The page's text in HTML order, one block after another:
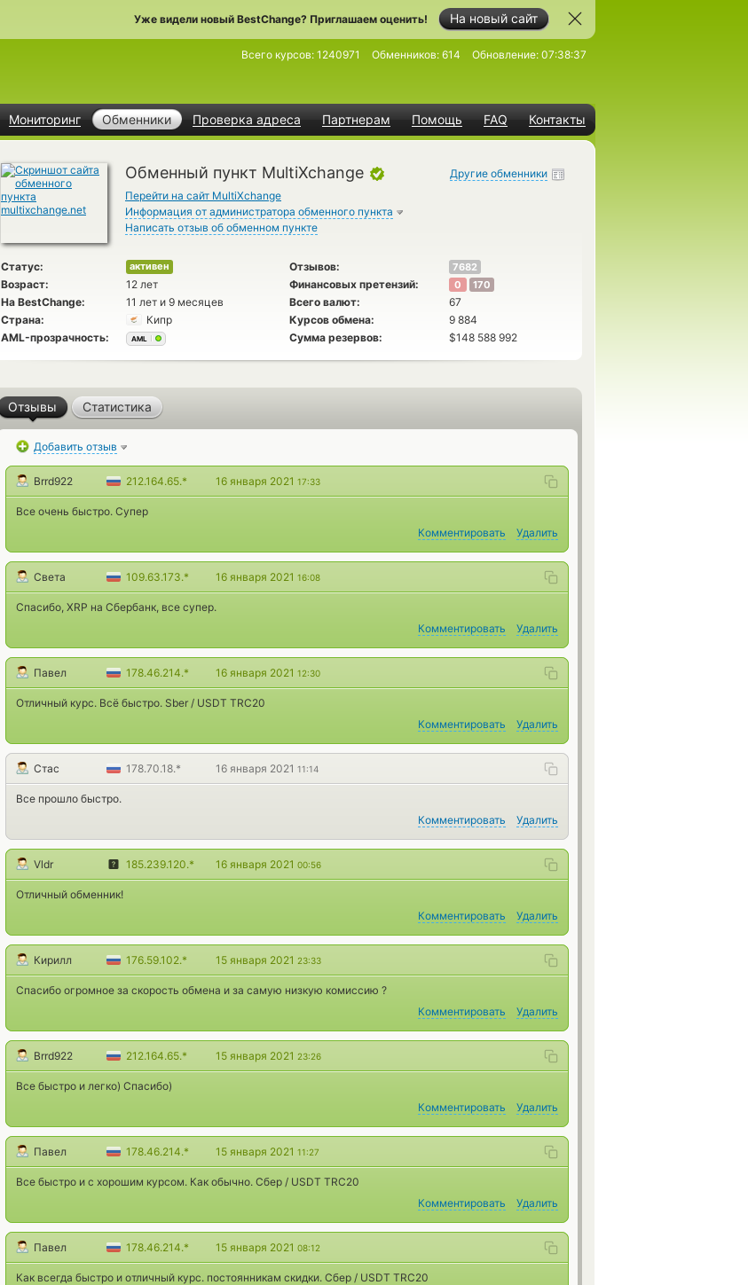
На новый сайт
Уже видели новый BestChange? Приглашаем оценить!
Мониторинг Обменники Проверка адреса Партнерам Помощь FAQ Контакты
Всего курсов: 1240971 Обменников: 614 Обновление: 07:38:37
Обменный пункт MultiXchange
Перейти на сайт MultiXchange
Информация от администратора обменного пункта
Написать отзыв об обменном пункте
Другие обменники
Статус: активен Отзывов: 7682
Возраст: 12 лет Финансовых претензий: 0 170
На BestChange: 11 лет и 9 месяцев Всего валют:
67
Страна:
Кипр Курсов обмена:
9 884
AML-прозрачность:
AML Сумма резервов: $148 588 992
Отзывы Статистика
Добавить отзыв
Brrd922 212.164.65.* 16 января 2021 17:33
Все очень быстро. Супер
Комментировать
Удалить
Света 109.63.173.* 16 января 2021 16:08
Спасибо, XRP на Сбербанк, все супер.
Комментировать
Удалить
Павел 178.46.214.* 16 января 2021 12:30
Отличный курс. Всё быстро. Sber / USDT TRC20
Комментировать
Удалить
Стас 178.70.18.* 16 января 2021 11:14
Все прошло быстро.
Комментировать
Удалить
Vldr 185.239.120.* 16 января 2021 00:56
Отличный обменник!
Комментировать
Удалить
Кирилл 176.59.102.* 15 января 2021 23:33
Спасибо огромное за скорость обмена и за самую низкую комиссию ?
Комментировать
Удалить
Brrd922 212.164.65.* 15 января 2021 23:26
Все быстро и легко) Спасибо)
Комментировать
Удалить
Павел 178.46.214.* 15 января 2021 11:27
Все быстро и с хорошим курсом. Как обычно. Сбер / USDT TRC20
Комментировать
Удалить
Павел 178.46.214.* 15 января 2021 08:12
Как всегда быстро и отличный курс. постоянникам скидки. Сбер / USDT TRC20